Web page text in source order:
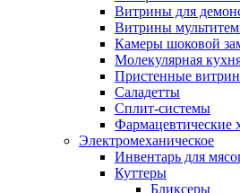
Витрины для
Витрины
Камеры шоковой
Молекулярная
Пристенные
Саладетты
Сплит-системы
Фармацевтические
Электромеханическое
Инвентарь для
Куттеры
Бликсеры